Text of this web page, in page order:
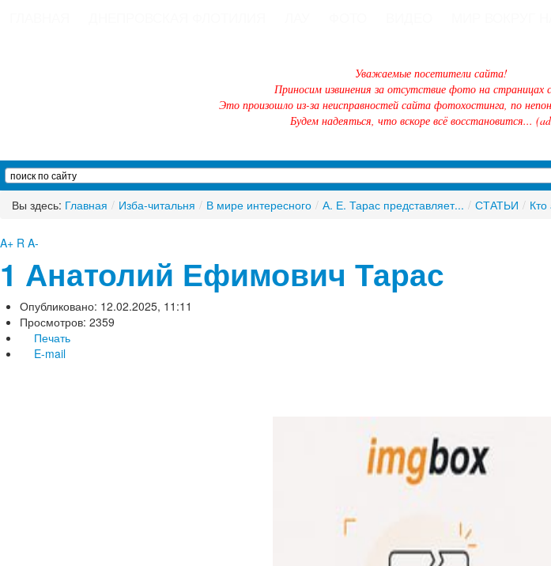
Уважаемые посетители сайта!
Приносим извинения за отсутствие фото на страницах
Это произошло из-за неисправностей сайта фотохостинга, по
Будем надеяться, что вскоре всё восстановится...
Вы здесь: Главная / Изба-читальня / В мире интересного / А. Е. Тарас представляет... / СТАТЬИ / Кто
A+ R A-
1 Анатолий Ефимович Тарас
Опубликовано: 12.02.2025, 11:11
Просмотров: 2359
Печать
E-mail